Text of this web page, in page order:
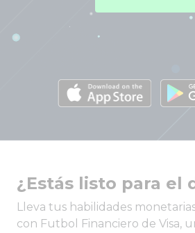
¿Estás listo para el
Lleva tus habilidades
con Futbol Financiero de Visa,